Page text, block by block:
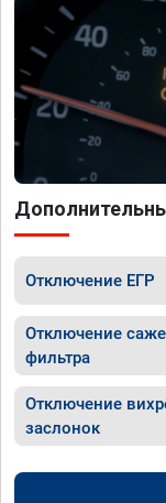
Отключение ЕГР
Отключение
фильтра
Отключение
заслонок